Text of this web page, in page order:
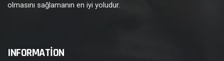
olmasını sağlamanın en iyi yoludur.
INFORMATION